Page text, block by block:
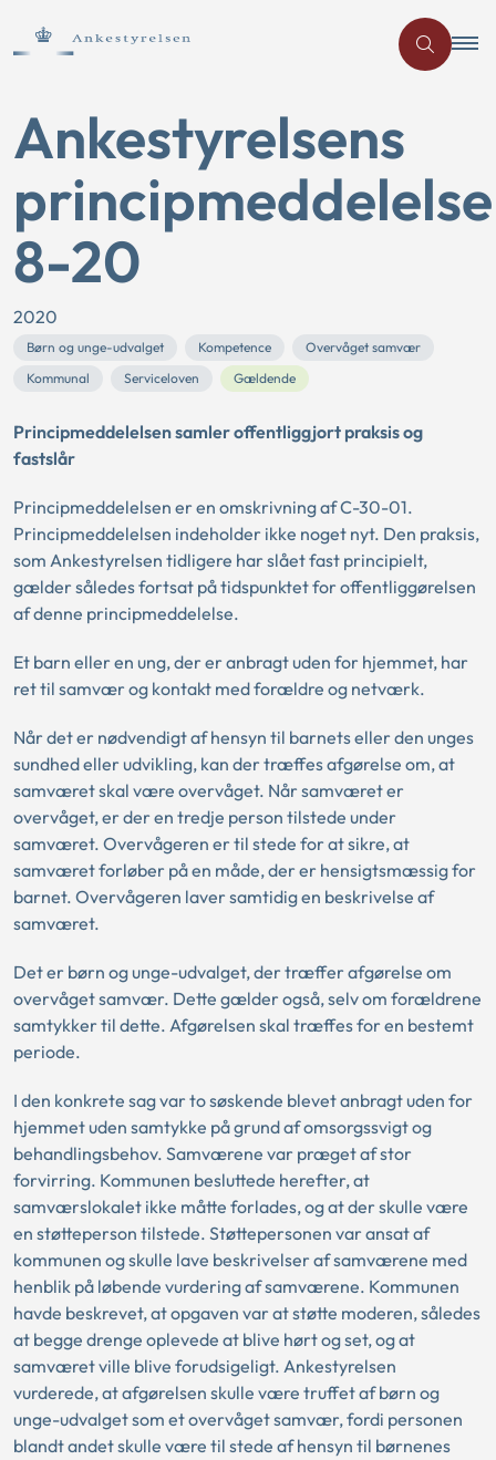
Ankestyrelsens
principmeddelelse
8-20
2020
Børn og unge-udvalget Kompetence
Overvåget samvær
Kommunal
Serviceloven Gældende
Principmeddelelsen samler offentliggjort praksis og
fastslår
Principmeddelelsen er en omskrivning af C-30-01.
Principmeddelelsen indeholder ikke noget nyt. Den praksis,
som Ankestyrelsen tidligere har slået fast principielt,
gælder således fortsat på tidspunktet for offentliggørelsen
af denne principmeddelelse.
Et barn eller en ung, der er anbragt uden for hjemmet, har
ret til samvær og kontakt med forældre og netværk.
Når det er nødvendigt af hensyn til barnets eller den unges
sundhed eller udvikling, kan der træffes afgørelse om, at
samværet skal være overvåget. Når samværet er
overvåget, er der en tredje person tilstede under
samværet. Overvågeren er til stede for at sikre, at
samværet forløber på en måde, der er hensigtsmæssig for
barnet. Overvågeren laver samtidig en beskrivelse af
samværet.
Det er børn og unge-udvalget, der træffer afgørelse om
overvåget samvær. Dette gælder også, selv om forældrene
samtykker til dette. Afgørelsen skal træffes for en bestemt
periode.
I den konkrete sag var to søskende blevet anbragt uden for
hjemmet uden samtykke på grund af omsorgssvigt og
behandlingsbehov. Samværene var præget af stor
forvirring. Kommunen besluttede herefter, at
samværslokalet ikke måtte forlades, og at der skulle være
en støtteperson tilstede. Støttepersonen var ansat af
kommunen og skulle lave beskrivelser af samværene med
henblik på løbende vurdering af samværene. Kommunen
havde beskrevet, at opgaven var at støtte moderen, således
at begge drenge oplevede at blive hørt og set, og at
samværet ville blive forudsigeligt. Ankestyrelsen
vurderede, at afgørelsen skulle være truffet af børn og
unge-udvalget som et overvåget samvær, fordi personen
blandt andet skulle være til stede af hensyn til børnenes